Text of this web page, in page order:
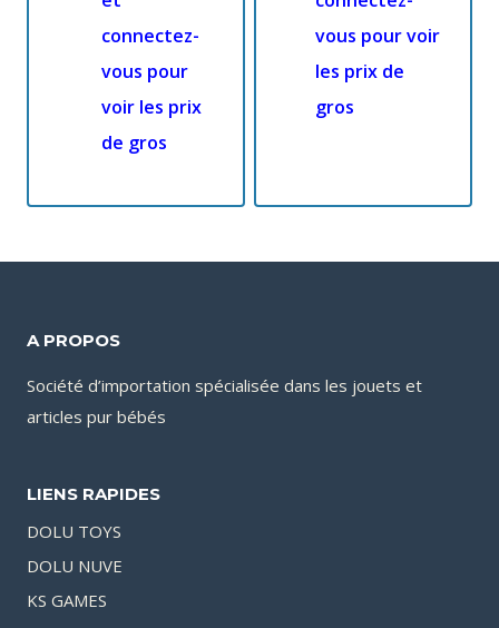
connectez-
vous pour
voir les prix
de gros
vous pour voir
les prix de
gros
A PROPOS
Société d’importation spécialisée dans les jouets et
articles pur bébés
LIENS RAPIDES
DOLU TOYS
DOLU NUVE
KS GAMES